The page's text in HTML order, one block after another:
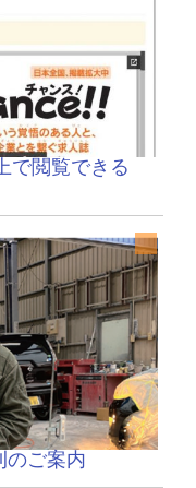
で閲覧できる
のご案内